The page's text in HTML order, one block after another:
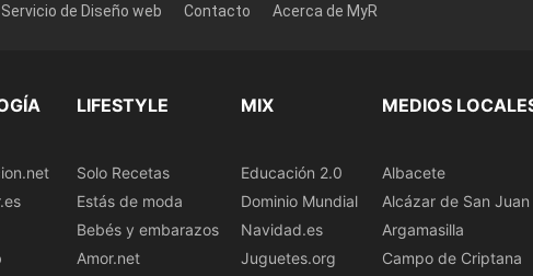
Servicio de Diseño web Contacto Acerca de MyR
LIFESTYLE
Solo Recetas
Estás de moda
Bebés y embarazos
Amor.net
MIX
Educación 2.0
Dominio Mundial
Navidad.es
Juguetes.org
MEDIOS
Albacete
Alcázar de San Juan
Argamasilla
Campo de Criptana